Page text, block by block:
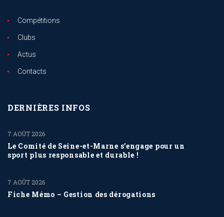
Compétitions
Clubs
Actus
Contacts
DERNIÈRES INFOS
Le Comité de Seine-et-Marne s’engage pour un
sport plus responsable et durable !
7 AOÛT 2026
Fiche Mémo – Gestion des dérogations
7 AOÛT 2026